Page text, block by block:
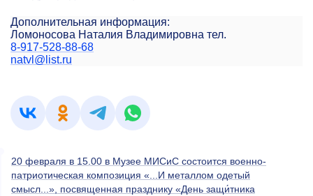
Дополнительная информация:
Ломоносова Наталия Владимировна тел.
8-917-528-88-68
natvl@list.ru
20 февраля в 15.00 в Музее МИСиС состоится военно-
патриотическая композиция «...И металлом одетый
смысл...», посвященная празднику «День защи́тника